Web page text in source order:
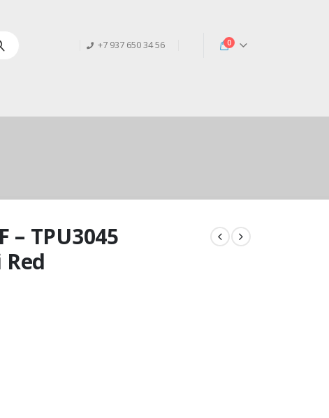
+7 937 650 34 56 0
– TPU3045